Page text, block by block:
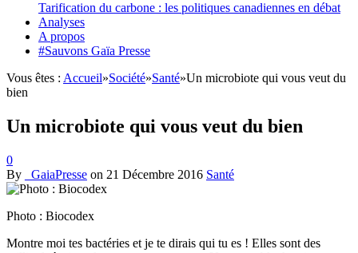
Tarification du carbone : les politiques canadiennes en débat
Analyses
A propos
#Sauvons Gaïa Presse
Vous êtes : Accueil»Société»Santé»Un microbiote qui vous veut du
bien
Un microbiote qui vous veut du bien
0
By
_GaiaPresse on 21 Décembre 2016 Santé
Photo : Biocodex
Montre moi tes bactéries et je te dirais qui tu es ! Elles sont des